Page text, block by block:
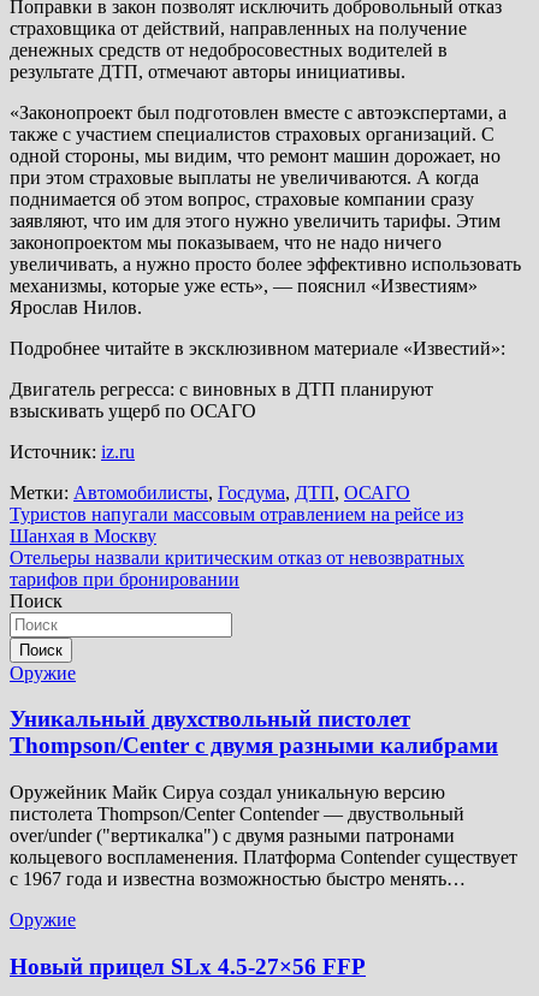
Поправки в закон позволят исключить добровольный отказ
страховщика от действий, направленных на получение
денежных средств от недобросовестных водителей в
результате ДТП, отмечают авторы инициативы.
«Законопроект был подготовлен вместе с автоэкспертами, а
также с участием специалистов страховых организаций. С
одной стороны, мы видим, что ремонт машин дорожает, но
при этом страховые выплаты не увеличиваются. А когда
поднимается об этом вопрос, страховые компании сразу
заявляют, что им для этого нужно увеличить тарифы. Этим
законопроектом мы показываем, что не надо ничего
увеличивать, а нужно просто более эффективно использовать
механизмы, которые уже есть», — пояснил «Известиям»
Ярослав Нилов.
Подробнее читайте в эксклюзивном материале «Известий»:
Двигатель регресса: с виновных в ДТП планируют
взыскивать ущерб по ОСАГО
Источник: iz.ru
Метки: Автомобилисты, Госдума, ДТП, ОСАГО
Навигация
по
записям
Туристов напугали массовым отравлением на рейсе из
Шанхая в Москву
Отельеры назвали критическим отказ от невозвратных
тарифов при бронировании
Поиск
Поиск
Оружие
Уникальный двухствольный пистолет
Thompson/Center с двумя разными калибрами
Оружейник Майк Сируа создал уникальную версию
пистолета Thompson/Center Contender — двуствольный
over/under ("вертикалка") с двумя разными патронами
кольцевого воспламенения. Платформа Contender существует
с 1967 года и известна возможностью быстро менять…
Оружие
Новый прицел SLx 4.5-27×56 FFP